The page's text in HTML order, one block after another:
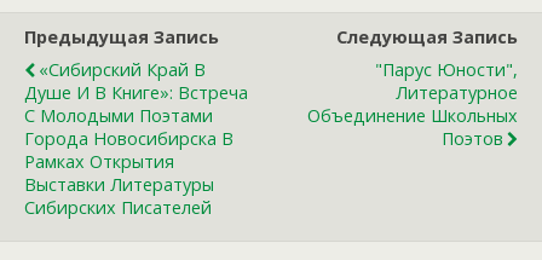
Предыдущая Запись
«Сибирский Край В
Душе И В Книге»: Встреча
С Молодыми Поэтами
Города Новосибирска В
Рамках Открытия
Выставки Литературы
Сибирских Писателей
Следующая Запись
"Парус Юности",
Литературное
Объединение Школьных
Поэтов